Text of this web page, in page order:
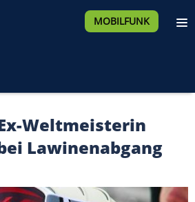
MOBILFUNK
Weltmeisterin
Lawinenabgang